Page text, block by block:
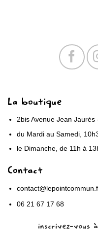
La boutique
2bis Avenue Jean
du Mardi au Samedi,
le Dimanche, de 11h à
Contact
06 21 67 17 68
inscrivez-vous